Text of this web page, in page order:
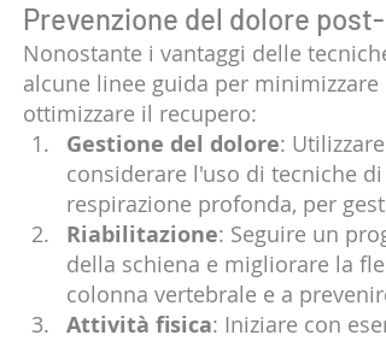
Prevenzione del dolore
Nonostante i vantaggi delle
alcune linee guida per
ottimizzare il recupero:
Gestione del dolore:
considerare l'uso di tecniche
respirazione profonda, per
Riabilitazione: Seguire un
della schiena e migliorare la
colonna vertebrale e a
Attività fisica: Iniziare con